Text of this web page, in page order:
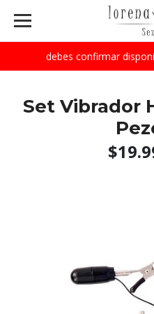
debes confirmar
Set Vibrador